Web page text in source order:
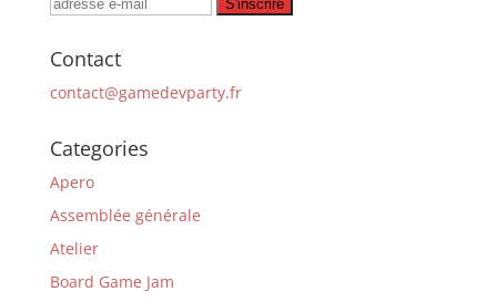
Contact
contact@gamedevparty.fr
Categories
Apero
Assemblée générale
Atelier
Board Game Jam